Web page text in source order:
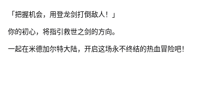
「把握机会，用登龙剑打倒敌人！」
你的初心，将指引救世之剑的方向。
一起在米德加尔特大陆，开启这场永不终结的热血冒险吧！